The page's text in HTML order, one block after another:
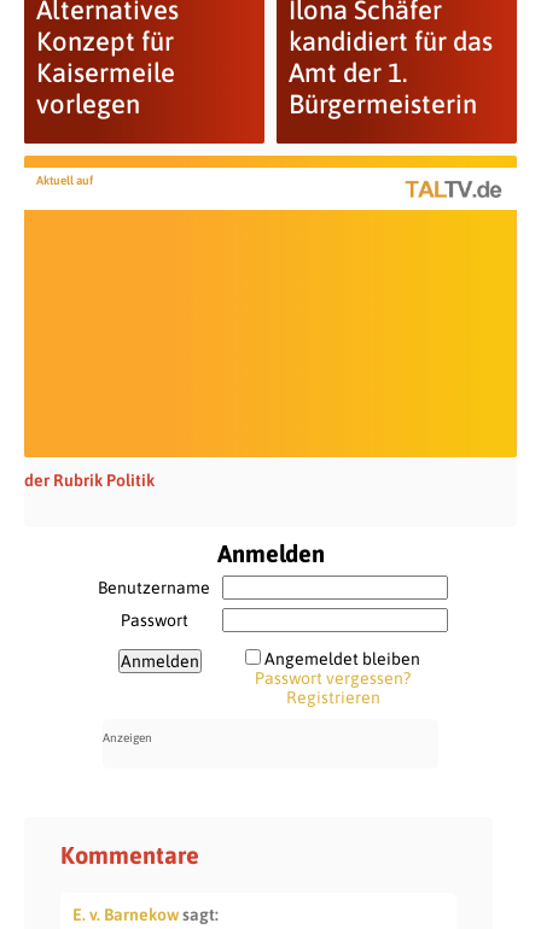
Alternatives
Konzept für
Kaisermeile
vorlegen
Ilona Schäfer
kandidiert für das
Amt der 1.
Bürgermeisterin
Aktuell auf
der Rubrik Politik
Anmelden
Benutzername
Passwort
Angemeldet bleiben
Passwort vergessen?
Registrieren
Kommentare
E. v. Barnekowsagt: